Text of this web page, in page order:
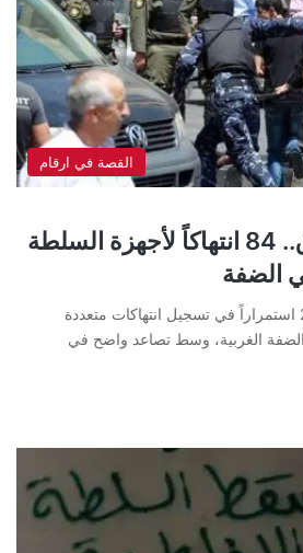
القصة في ارقام
تصعيد غير مسبوق.. 84 انتهاكاً لأجهزة السلطة
الضفة
شهد شهر آذار/مارس 2026 استمراراً في تسجيل انتهاكات متعددة
الضفة الغربية، وسط تصاعد واضح في